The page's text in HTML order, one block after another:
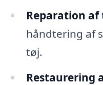
Reparation af
håndtering af
tøj.
Restaurering